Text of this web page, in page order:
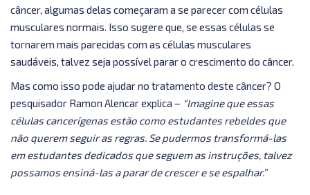
câncer, algumas delas começaram a se parecer com células
musculares normais. Isso sugere que, se essas células se
tornarem mais parecidas com as células musculares
saudáveis, talvez seja possível parar o crescimento do câncer.
Mas como isso pode ajudar no tratamento deste câncer? O
pesquisador Ramon Alencar explica – “Imagine que essas
células cancerígenas estão como estudantes rebeldes que
não querem seguir as regras. Se pudermos transformá-las
em estudantes dedicados que seguem as instruções, talvez
possamos ensiná-las a parar de crescer e se espalhar.”